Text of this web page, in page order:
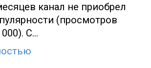
канал не приобрел
(просмотров
С…